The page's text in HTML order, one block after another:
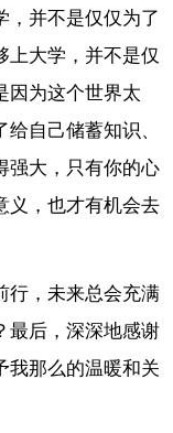
，并不是仅仅为了
上大学，并不是仅
因为这个世界太
自己储蓄知识、
强大，只有你的心
义，也才有机会去
行，未来总会充满
最后，深深地感谢
我那么的温暖和关